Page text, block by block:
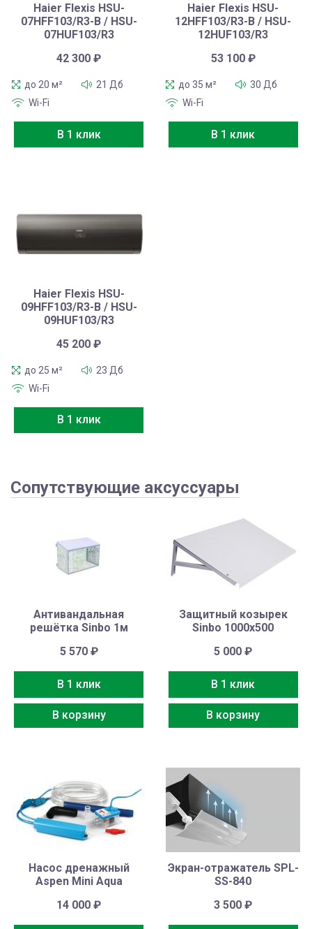
Haier Flexis HSU-
07HFF103/R3-B / HSU-
07HUF103/R3
42 300₽
до 20 м²
21 Дб
Wi-Fi
В 1 клик
Haier Flexis HSU-
12HFF103/R3-B / HSU-
12HUF103/R3
53 100 ₽
до 35 м²
30 Дб
Wi-Fi
В 1 клик
Haier Flexis HSU-
09HFF103/R3-B / HSU-
09HUF103/R3
45 200₽
до 25 м²
23 Дб
Wi-Fi
В 1 клик
Сопутствующие аксуссуары
Антивандальная
решётка Sinbo 1м
5 570 ₽
В 1 клик
В корзину
Защитный козырек
Sinbo 1000х500
5 000₽
В 1 клик
В корзину
Насос дренажный
Aspen Mini Aqua
14 000₽
Экран-отражатель SPL-
SS-840
3 500₽